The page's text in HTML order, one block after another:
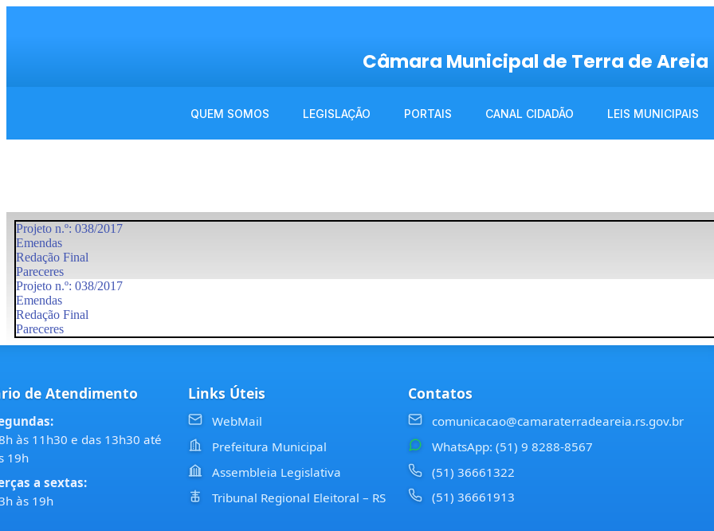
Câmara Municipal de Terra de Areia
QUEM SOMOS LEGISLAÇÃO PORTAIS CANAL CIDADÃO LEIS MUNICIPAIS
Projeto n.º: 038/2017
Emendas
Redação Final
Pareceres
Projeto n.º: 038/2017
Emendas
Redação Final
Pareceres
de Atendimento
às 11h30 e das 13h30 até
19h
a sextas:
às 19h
Links Úteis
WebMail
Prefeitura Municipal
Assembleia Legislativa
Tribunal Regional Eleitoral – RS
Contatos
comunicacao@camaraterradeareia.rs.gov.br
WhatsApp: (51) 9 8288-8567
(51) 36661322
(51) 36661913